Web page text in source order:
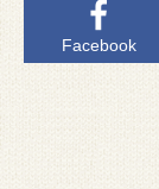
Facebook